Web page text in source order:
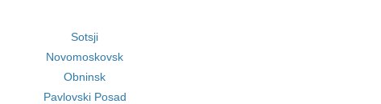
Sotsji
Novomoskovsk
Obninsk
Pavlovski Posad